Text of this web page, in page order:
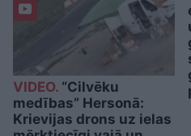
VIDEO. “Cilvēku
medības” Hersonā:
Krievijas drons uz ielas